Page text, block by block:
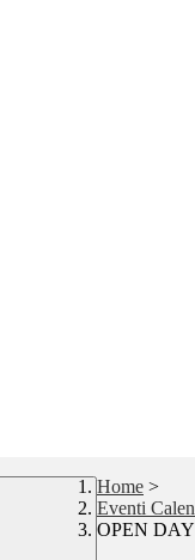
Home >
Eventi
OPEN